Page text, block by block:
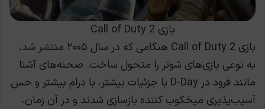
بازی Call of Duty 2
بازی Call of Duty 2 هنگامی که در سال ۲۰۰۵ منتشر شد،
به نوعی بازی‌های شوتر را متحول ساخت. صحنه‌های آشنا
مانند فرود در D-Day با جزئیات بیشتر، با درام بیشتر و حس
آسیب‌پذیری میخکوب کننده بازسازی شدند و در آن زمان،